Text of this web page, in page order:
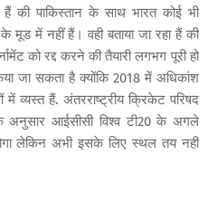
हैं की पाकिस्तान के साथ भारत कोई भी
के मूड में नहीं हैं। वही बताया जा रहा हैं की
को रद्द करने की तैयारी लगभग पूरी हो
जा सकता है क्योंकि 2018 में अधिकांश
में व्यस्त हैं. अंतरराष्ट्रीय क्रिकेट परिषद
अनुसार आईसीसी विश्व टी20 के अगले
लेकिन अभी इसके लिए स्थल तय नहीं